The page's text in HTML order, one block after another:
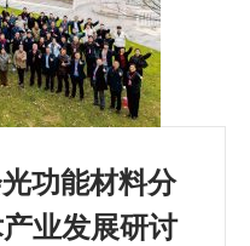
功能材料分
业发展研讨